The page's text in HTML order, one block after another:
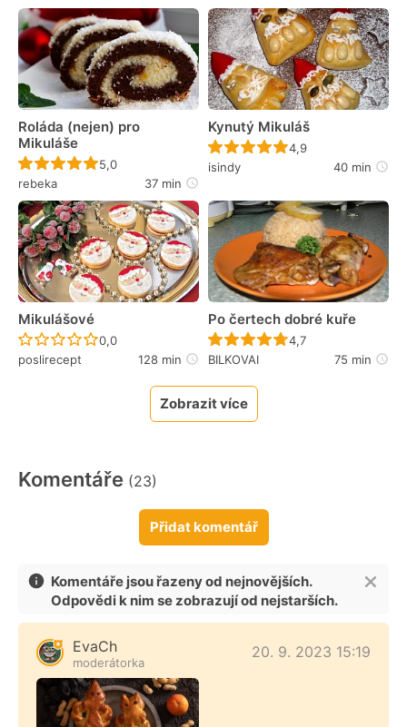
Roláda (nejen) pro
Mikuláše
Recept ještě nebyl hodnocen
5,0
rebeka
37 min
Kynutý Mikuláš
Recept ještě nebyl
4,9
isindy
40 min
Mikulášové
Recept ještě nebyl hodnocen
0,0
poslirecept
128 min
Po čertech dobré kuře
Recept ještě nebyl
4,7
BILKOVAI
75 min
Zobrazit více
Komentáře (23)
Přidat komentář
Komentáře jsou řazeny od nejnovějších.
Odpovědi k nim se zobrazují od nejstarších.
EvaCh
moderátorka
20. 9. 2023 15:19